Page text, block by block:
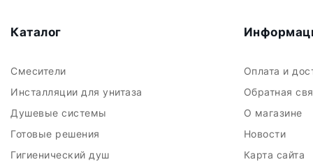
Каталог
Смесители
Инсталляции для унитаза
Душевые системы
Готовые решения
Гигиенический душ
Оплата и
Обратная
О магазине
Новости
Карта сайта